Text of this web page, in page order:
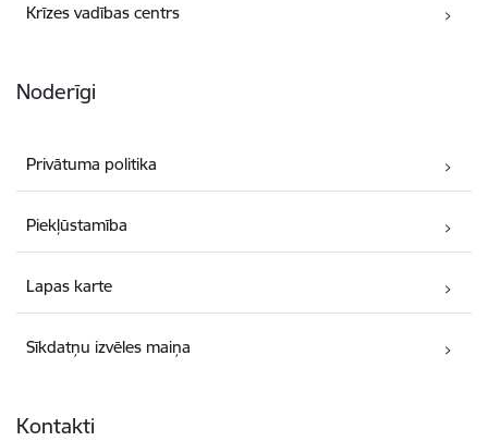
Krīzes vadības centrs
Noderīgi
Privātuma politika
Piekļūstamība
Lapas karte
Sīkdatņu izvēles maiņa
Kontakti